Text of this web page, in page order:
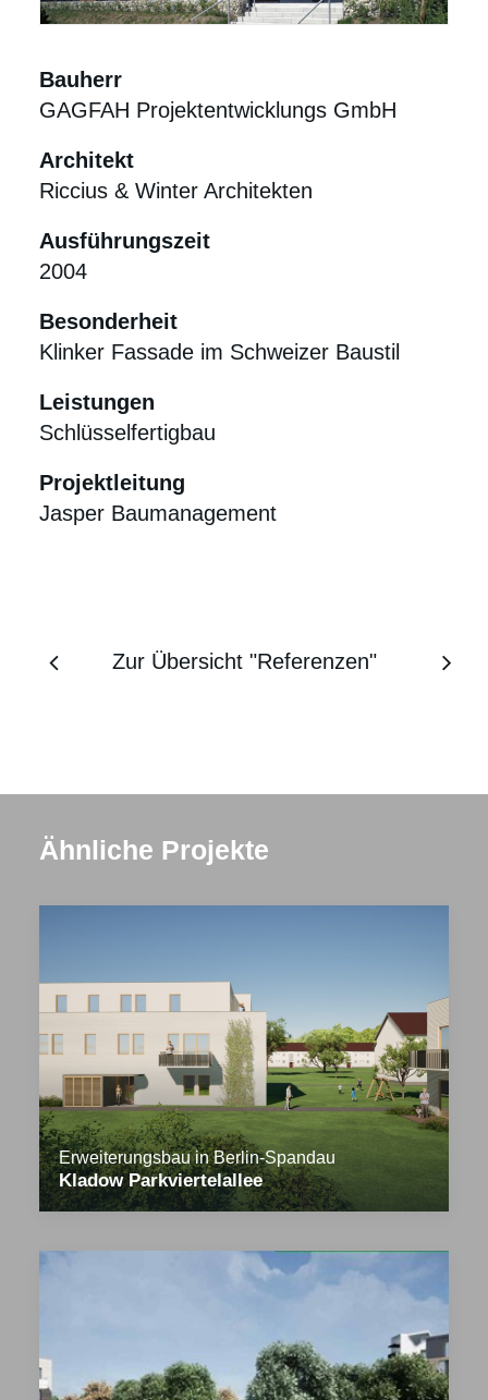
Bauherr
GAGFAH Projektentwicklungs GmbH
Architekt
Riccius & Winter Architekten
Ausführungszeit
2004
Besonderheit
Klinker Fassade im Schweizer Baustil
Leistungen
Schlüsselfertigbau
Projektleitung
Jasper Baumanagement
Zur Übersicht "Referenzen"
Ähnliche Projekte
Erweiterungsbau in Berlin-Spandau
Kladow Parkviertelallee